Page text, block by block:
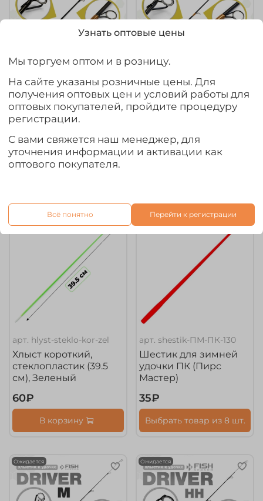
арт.Tip-DRIVER-1-SH
Хлыстик к удочке Fish
Season "Driver-1", SH-
коричневый (54см,
960₽
арт.Tip-DRIVER-SH
Хлыстик к удочке Fish
Season "Driver", SH-
1 015₽
арт. hlyst-steklo-kor-zel
Хлыст короткий,
стеклопластик (39.5
см), Зеленый
60₽
В корзину
арт.shestik-ПМ-ПК-130
Шестик для зимней
удочки ПК (Пирс
Мастер)
35₽
Выбрать товар из 8 шт.
Ожидается Ожидается
Узнать оптовые цены
Мы торгуем оптом и в розницу.
На сайте указаны розничные цены. Для
получения оптовых цен и условий работы для
оптовых покупателей, пройдите процедуру
регистрации.
С вами свяжется наш менеджер, для
уточнения информации и активации как
оптового покупателя.
Всё понятно Перейти к регистрации